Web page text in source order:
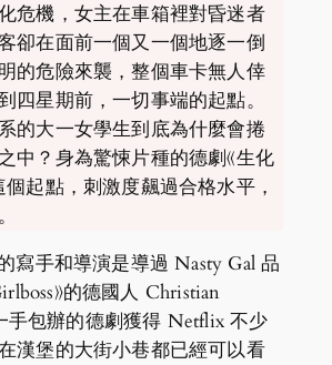
危機，女主在車箱裡對昏迷者
卻在面前一個又一個地逐一倒
的危險來襲，整個車卡無人倖
四星期前，一切事端的起點。
的大一女學生到底為什麼會捲
中？身為驚悚片種的德劇《生化
個起點，刺激度飆過合格水平，
的寫手和導演是導過 Nasty Gal 品
》的德國人 Christian
手包辦的德劇獲得 Netflix 不少
漢堡的大街小巷都已經可以看